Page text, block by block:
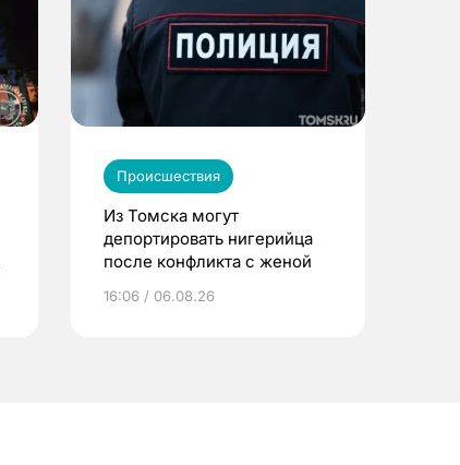
Происшествия
Из Томска могут
депортировать нигерийца
после конфликта с женой
16:06 / 06.08.26